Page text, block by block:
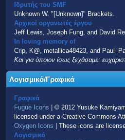
Ιδρυτής του SMF
Unknown W. "[Unknown]" Brackets.
Αρχικοί οργανωτές έργου
Jeff Lewis, Joseph Fung, and David
In loving memory of
Crip, K@, metallica48423, and
Και για όποιον ίσως ξεχάσαμε:
Λογισμικό/Γραφικά
Γραφικά
Fugue Icons | © 2012 Yusuke
licensed under a Creative Commons
Oxygen Icons | These icons are
Λογισμικό